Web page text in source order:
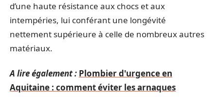
d’une haute résistance aux chocs et aux
intempéries, lui conférant une longévité
nettement supérieure à celle de nombreux autres
matériaux.
A lire également : Plombier d'urgence en
Aquitaine : comment éviter les arnaques